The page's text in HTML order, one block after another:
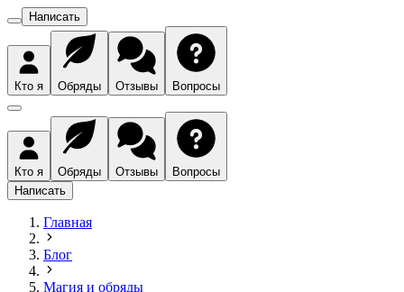
Написать
Кто я Обряды Отзывы Вопросы
Кто я Обряды Отзывы
Вопросы
Написать
Главная
Блог
Магия и обряды